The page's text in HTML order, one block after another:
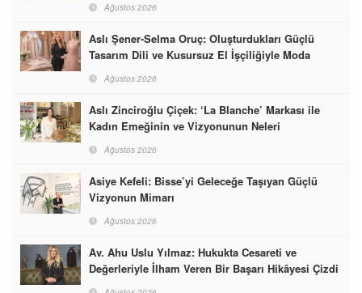
Ağustos 2026
Aslı Şener-Selma Oruç: Oluşturdukları Güçlü
Tasarım Dili ve Kusursuz El İşçiliğiyle Moda
Dünyasına İmzalarını Attılar
Ağustos 2026
Aslı Zinciroğlu Çiçek: ‘La Blanche’ Markası ile
Kadın Emeğinin ve Vizyonunun Neleri
Başarabileceğinin En Güzel Örneğini Sunuyor
Ağustos 2026
Asiye Kefeli: Bisse’yi Geleceğe Taşıyan Güçlü
Vizyonun Mimarı
Ağustos 2026
Av. Ahu Uslu Yılmaz: Hukukta Cesareti ve
Değerleriyle İlham Veren Bir Başarı Hikâyesi Çizdi